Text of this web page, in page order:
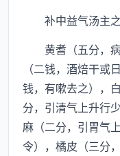
补中益气汤主之
黄耆（五分，病
（二钱，酒焙干或
钱，有嗽去之），
分，引清气上升行
麻（二分，引胃气
令），橘皮（三分